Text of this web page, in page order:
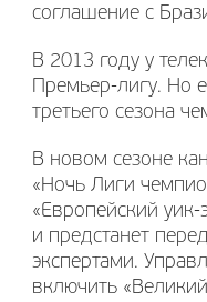
соглашение с
В 2013 году у
Премьер-лигу. Но
третьего сезона
В новом сезоне
«Ночь Лиги
«Европейский
и предстанет
экспертами.
включить